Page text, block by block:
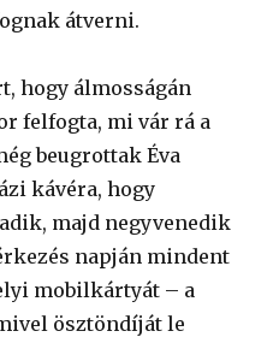
átverni.
hogy álmosságán
felfogta, mi vár rá a
beugrottak Éva
kávéra, hogy
majd negyvenedik
napján mindent
mobilkártyát – a
ösztöndíját le